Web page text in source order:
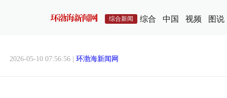
综合新闻 综合 中国 视频 图说
2026-05-10 07:56:56 | 环渤海新闻网